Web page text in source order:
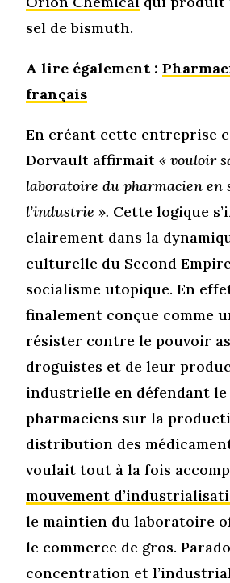
sel de bismuth.
A lire également :
français
En créant cette entreprise
Dorvault affirmait« vouloir
laboratoire du pharmacien en
l’industrie ». Cette logique
clairement dans la
culturelle du Second
socialisme utopique. En
finalement conçue comme
résister contre le pouvoir
droguistes et de leur
industrielle en défendant le
pharmaciens sur la
distribution des
voulait tout à la fois
mouvement
le maintien du laboratoire
le commerce de gros.
concentration et